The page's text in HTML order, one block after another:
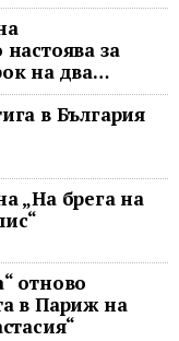
настоява за
на два
проекта
в България
„На брега на
отново
в Париж на